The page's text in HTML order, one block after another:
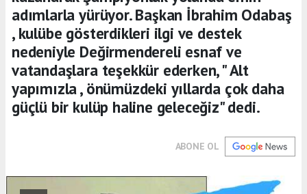
adımlarla yürüyor. Başkan İbrahim Odabaş
, kulübe gösterdikleri ilgi ve destek
nedeniyle Değirmendereli esnaf ve
vatandaşlara teşekkür ederken, " Alt
yapımızla , önümüzdeki yıllarda çok daha
güçlü bir kulüp haline geleceğiz" dedi.
ABONE OL